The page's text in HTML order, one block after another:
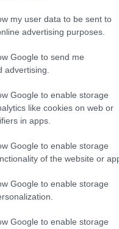
my user data to be sent to
advertising purposes.
Google to send me
advertising.
Google to enable storage
like cookies on web or
in apps.
Google to enable storage
of the website or
Google to enable storage
Google to enable storage
n
te
re
st
h
at
s
A
p
p
h
a
re
Articolo precedente
Prossimo articolo
rafforzati in Costa
e 135 denunce
di euro dalla Provincia